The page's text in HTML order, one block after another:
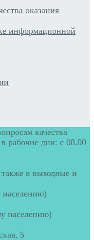
оказания
информационной
качества
рабочие дни: с 08.00
в выходные и
населению)
населению)
5